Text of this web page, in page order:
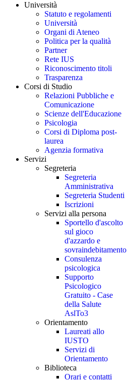
Università
Statuto e regolamenti
Università
Organi di Ateneo
Politica per la qualità
Partner
Rete IUS
Riconoscimento titoli
Trasparenza
Corsi di Studio
Relazioni Pubbliche e
Comunicazione
Scienze dell'Educazione
Psicologia
Corsi di Diploma post-
laurea
Agenzia formativa
Servizi
Segreteria
Segreteria
Amministrativa
Segreteria Studenti
Iscrizioni
Servizi alla persona
Sportello d'ascolto
sul gioco
d'azzardo e
sovraindebitamento
Consulenza
psicologica
Supporto
Psicologico
Gratuito - Case
della Salute
AslTo3
Orientamento
Laureati allo
IUSTO
Servizi di
Orientamento
Biblioteca
Orari e contatti